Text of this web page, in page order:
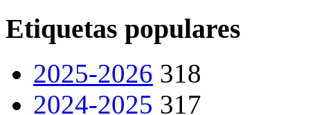
Etiquetas populares
2025-2026 318
2024-2025 317